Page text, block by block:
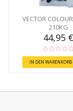
VECTOR
210KG
44,95 €
IN DEN WARENKORB